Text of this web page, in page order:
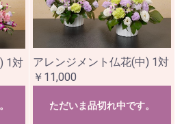
1対
アレンジメント仏花(中) 1対
￥11,000
ただいま品切れ中です。